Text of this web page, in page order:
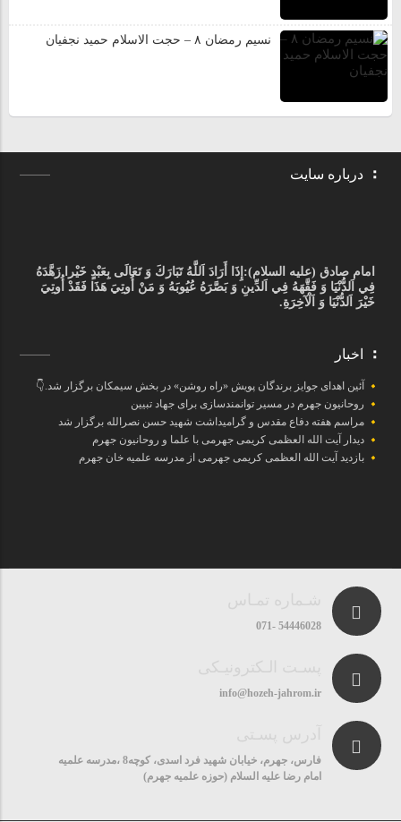
نسیم رمضان ۸ – حجت الاسلام حمید نجفیان
درباره سایت
امام صادق (علیه السلام): إِذَا أَرَادَ اَللَّهُ تَبَارَكَ وَ تَعَالَى بِعَبْدٍ خَيْرا زَهَّدَهُ
فِي اَلدُّنْيَا وَ فَقَّهَهُ فِي اَلدِّينِ وَ بَصَّرَهُ عُيُوبَهُ وَ مَنْ أُوتِيَ هَذَا فَقَدْ أُوتِيَ
خَيْرَ اَلدُّنْيَا وَ اَلْآخِرَةِ.
اخبار
آئین اهدای جوایز برندگان پویش «راه روشن» در بخش سیمکان برگزار شد.👇
روحانیون جهرم در مسیر توانمندسازی برای جهاد تبیین
مراسم هفته دفاع مقدس و گرامیداشت شهید حسن نصرالله برگزار شد
دیدار آیت الله العظمی کریمی جهرمی با علما و روحانیون جهرم
بازدید آیت الله العظمی کریمی جهرمی از مدرسه علمیه خان جهرم
54446028 -071
info@hozeh-jahrom.ir
فارس، جهرم، خیابان شهید فرد اسدی، کوچه8 ،مدرسه علمیه
امام رضا علیه السلام (حوزه علمیه جهرم)